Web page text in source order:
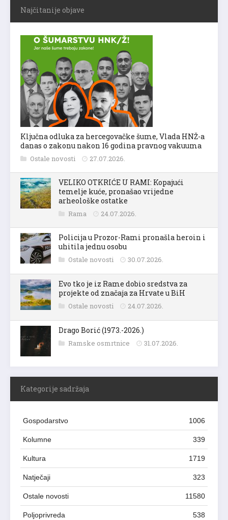
Najčitanije objave
Ključna odluka za hercegovačke šume, Vlada HNŽ-a
danas o zakonu nakon 16 godina pravnog vakuuma
Ostale novosti 27.07.2026.
VELIKO OTKRIĆE U RAMI: Kopajući
temelje kuće, pronašao vrijedne
arheološke ostatke
Rama 24.07.2026.
Policija u Prozor-Rami pronašla heroin i
uhitila jednu osobu
Ostale novosti 30.07.2026.
Evo tko je iz Rame dobio sredstva za
projekte od značaja za Hrvate u BiH
Ostale novosti 24.07.2026.
Drago Borić (1973.-2026.)
Ramske osmrtnice 31.07.2026.
Kategorije sadržaja
Gospodarstvo 1006
Kolumne 339
Kultura 1719
Natječaji 323
Ostale novosti 11580
Poljoprivreda 538